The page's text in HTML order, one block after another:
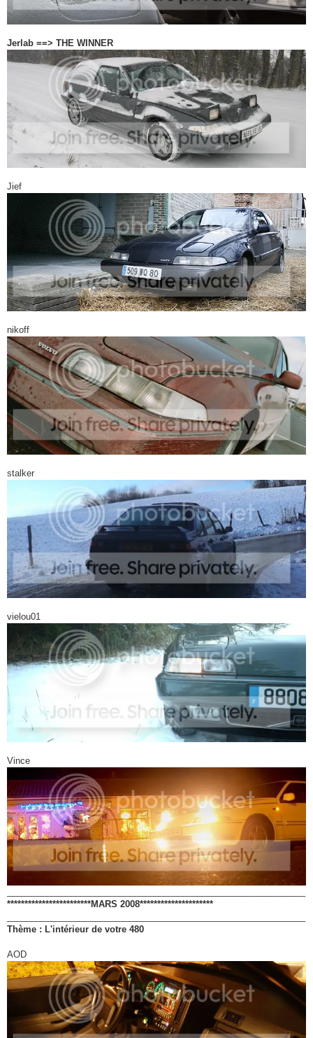
Jerlab ==> THE WINNER
Jief
nikoff
stalker
vielou01
Vince
************************MARS 2008*********************
Thème : L'intérieur de votre 480
AOD